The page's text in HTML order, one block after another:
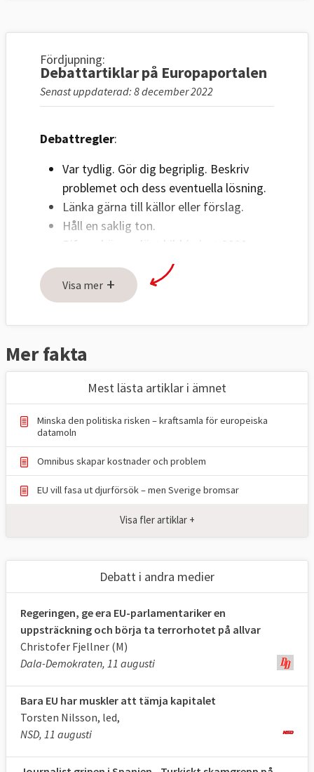
Fördjupning:
Debattartiklar på Europaportalen
Senast uppdaterad: 8 december 2022
Debattregler:
Var tydlig. Gör dig begriplig. Beskriv
problemet och dess eventuella lösning.
Länka gärna till källor eller förslag.
Håll en saklig ton.
Bifoga högupplöst bild (minst 2000
pixlar) på debattör i liggande format.
Ange fotograf.
Om fler personer ska visas på bild
Skicka text och bild till:
red@europaportalen.se
Visa mer +
Mer fakta
Mest lästa artiklar i ämnet
Minska den politiska risken – kraftsamla för europeiska
datamoln
Omnibus skapar kostnader och problem
EU vill fasa ut djurförsök – men Sverige bromsar
Visa fler artiklar +
Debatt i andra medier
Regeringen, ge era EU-parlamentariker en
uppsträckning och börja ta terrorhotet på allvar
Christofer Fjellner (M)
Dala-Demokraten, 11 augusti
Bara EU har muskler att tämja kapitalet
Torsten Nilsson, led,
NSD, 11 augusti